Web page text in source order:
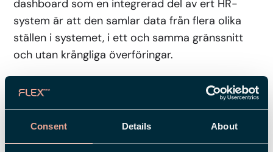
Consent Details About
dashboard som en integrerad del av ert HR-
system är att den samlar data från flera olika
ställen i systemet, i ett och samma gränssnitt
och utan krångliga överföringar.
Vi kan ta sjukfrånvaron som ett exempel – ett
viktigt kvitto på hur företaget mår. Med
dessa siffror, både sett till nuläge och historiskt,